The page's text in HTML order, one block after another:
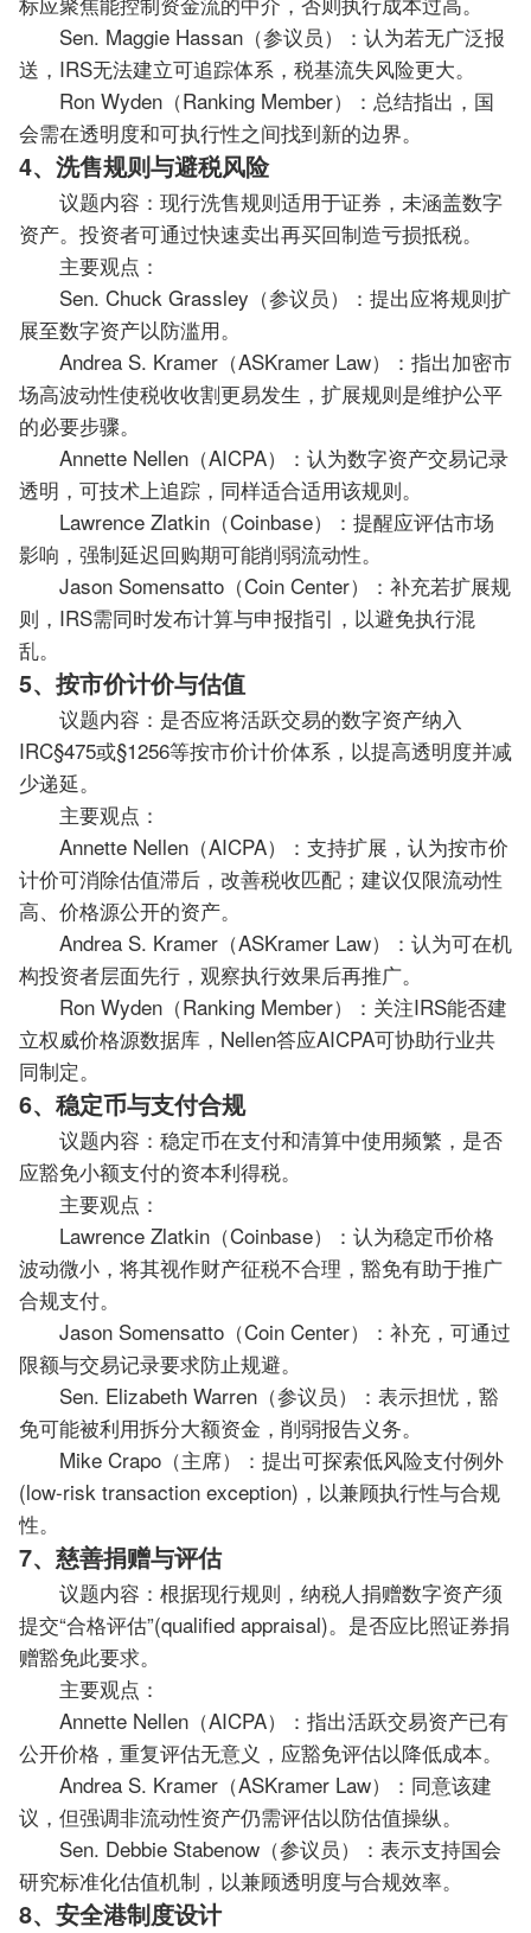
Sen. Maggie Hassan（参议员）：认为若无广泛报
送，IRS无法建立可追踪体系，税基流失风险更大。
Ron Wyden（Ranking Member）：总结指出，国
会需在透明度和可执行性之间找到新的边界。
4、洗售规则与避税风险
议题内容：现行洗售规则适用于证券，未涵盖数字
资产。投资者可通过快速卖出再买回制造亏损抵税。
主要观点：
Sen. Chuck Grassley（参议员）：提出应将规则扩
展至数字资产以防滥用。
Andrea S. Kramer（ASKramer Law）：指出加密市
场高波动性使税收收割更易发生，扩展规则是维护公平
的必要步骤。
Annette Nellen（AICPA）：认为数字资产交易记录
透明，可技术上追踪，同样适合适用该规则。
Lawrence Zlatkin（Coinbase）：提醒应评估市场
影响，强制延迟回购期可能削弱流动性。
Jason Somensatto（Coin Center）：补充若扩展规
则，IRS需同时发布计算与申报指引，以避免执行混
乱。
5、按市价计价与估值
议题内容：是否应将活跃交易的数字资产纳入
IRC§475或§1256等按市价计价体系，以提高透明度并减
少递延。
主要观点：
Annette Nellen（AICPA）：支持扩展，认为按市价
计价可消除估值滞后，改善税收匹配；建议仅限流动性
高、价格源公开的资产。
Andrea S. Kramer（ASKramer Law）：认为可在机
构投资者层面先行，观察执行效果后再推广。
Ron Wyden（Ranking Member）：关注IRS能否建
立权威价格源数据库，Nellen答应AICPA可协助行业共
同制定。
6、稳定币与支付合规
议题内容：稳定币在支付和清算中使用频繁，是否
应豁免小额支付的资本利得税。
主要观点：
Lawrence Zlatkin（Coinbase）：认为稳定币价格
波动微小，将其视作财产征税不合理，豁免有助于推广
合规支付。
Jason Somensatto（Coin Center）：补充，可通过
限额与交易记录要求防止规避。
Sen. Elizabeth Warren（参议员）：表示担忧，豁
免可能被利用拆分大额资金，削弱报告义务。
Mike Crapo（主席）：提出可探索低风险支付例外
(low-risk transaction exception)，以兼顾执行性与合规
性。
7、慈善捐赠与评估
议题内容：根据现行规则，纳税人捐赠数字资产须
提交“合格评估”(qualified appraisal)。是否应比照证券捐
赠豁免此要求。
主要观点：
Annette Nellen（AICPA）：指出活跃交易资产已有
公开价格，重复评估无意义，应豁免评估以降低成本。
Andrea S. Kramer（ASKramer Law）：同意该建
议，但强调非流动性资产仍需评估以防估值操纵。
Sen. Debbie Stabenow（参议员）：表示支持国会
研究标准化估值机制，以兼顾透明度与合规效率。
8、安全港制度设计